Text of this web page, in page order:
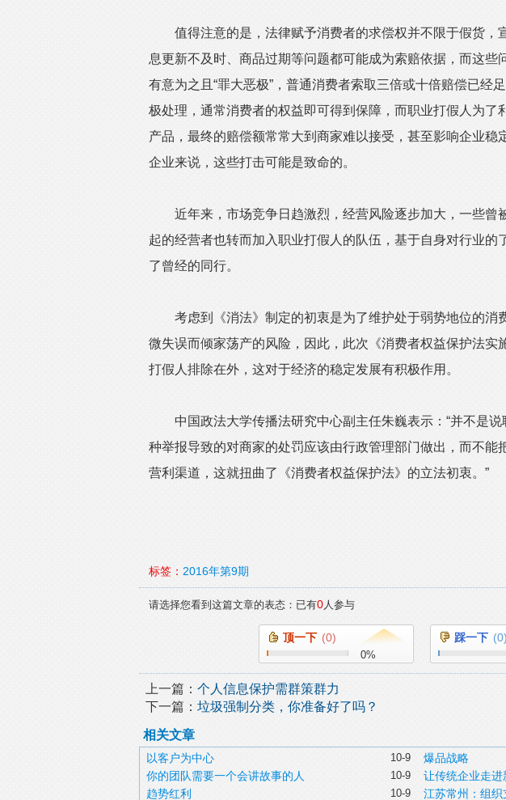
值得注意的是，法律赋予消费者的求偿权并不限于假货，
息更新不及时、商品过期等问题都可能成为索赔依据，而这些
有意为之且“罪大恶极”，普通消费者索取三倍或十倍赔偿已经
极处理，通常消费者的权益即可得到保障，而职业打假人为了
产品，最终的赔偿额常常大到商家难以接受，甚至影响企业稳
企业来说，这些打击可能是致命的。
近年来，市场竞争日趋激烈，经营风险逐步加大，一些曾
起的经营者也转而加入职业打假人的队伍，基于自身对行业的
了曾经的同行。
考虑到《消法》制定的初衷是为了维护处于弱势地位的消
微失误而倾家荡产的风险，因此，此次《消费者权益保护法实
打假人排除在外，这对于经济的稳定发展有积极作用。
中国政法大学传播法研究中心副主任朱巍表示：“并不是说
种举报导致的对商家的处罚应该由行政管理部门做出，而不能
营利渠道，这就扭曲了《消费者权益保护法》的立法初衷。”
标签： 2016年第9期
请选择您看到这篇文章的表态：已有0人参与
顶一下 (0)
0%
踩一下 (0)
上一篇： 个人信息保护需群策群力
下一篇： 垃圾强制分类，你准备好了吗？
相关文章
10-9
以客户为中心 爆品战略
10-9
你的团队需要一个会讲故事的人 让传统企业走进
10-9
趋势红利 江苏常州：组